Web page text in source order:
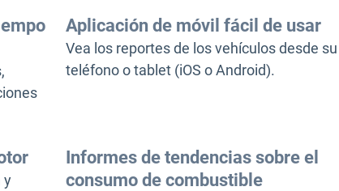
Aplicación de móvil fácil de usar
Vea los reportes de los vehículos desde su
teléfono o tablet (iOS o Android).
y
Informes de tendencias sobre el
consumo de combustible